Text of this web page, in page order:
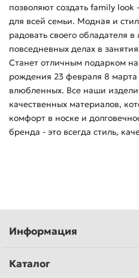
позволяют создать family
для всей семьи. Модная и
радовать своего обладателя
повседневных делах в
Станет отличным подарком
рождения 23 февраля 8
влюбленных. Все наши
качественных материалов,
комфорт в носке и
бренда - это всегда стиль,
Информация
Каталог